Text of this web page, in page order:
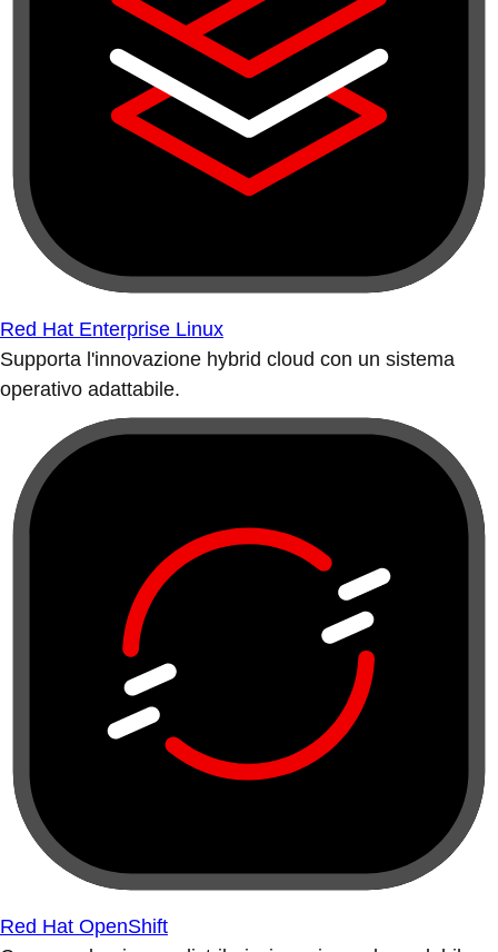
Red Hat Enterprise Linux
Supporta l'innovazione hybrid cloud con un sistema
operativo adattabile.
Red Hat OpenShift